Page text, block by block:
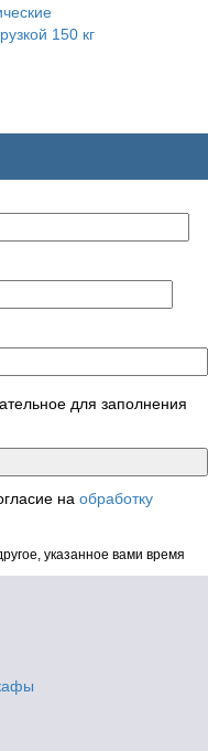
150 кг
для заполнения
на обработку
указанное вами время